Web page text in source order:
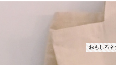
おもしろネ